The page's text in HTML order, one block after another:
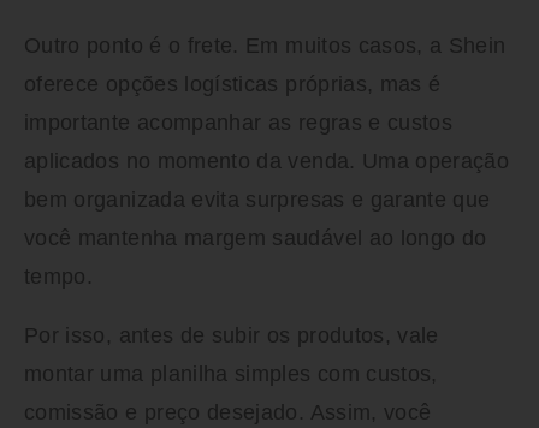
Outro ponto é o frete. Em muitos casos, a Shein
oferece opções logísticas próprias, mas é
importante acompanhar as regras e custos
aplicados no momento da venda. Uma operação
bem organizada evita surpresas e garante que
você mantenha margem saudável ao longo do
tempo.
Por isso, antes de subir os produtos, vale
montar uma planilha simples com custos,
comissão e preço desejado. Assim, você